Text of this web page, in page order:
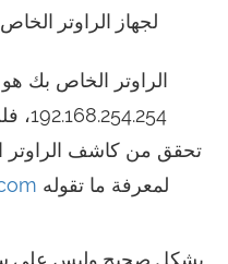
تحقق من كاشف الراوتر